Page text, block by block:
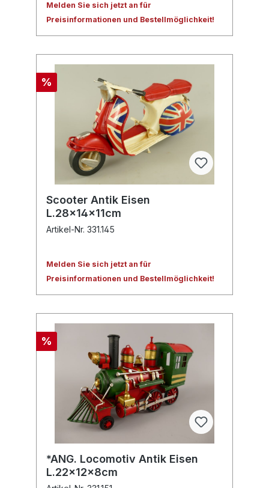
Melden Sie sich jetzt an für
Preisinformationen und Bestellmöglichkeit!
%
Scooter Antik Eisen
L.28x14x11cm
Artikel-Nr. 331.145
Melden Sie sich jetzt an für
Preisinformationen und Bestellmöglichkeit!
%
*ANG. Locomotiv Antik Eisen
L.22x12x8cm